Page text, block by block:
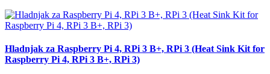
Hladnjak za Raspberry Pi 4, RPi 3 B+, RPi 3 (Heat Sink Kit for
Raspberry Pi 4, RPi 3 B+, RPi 3)